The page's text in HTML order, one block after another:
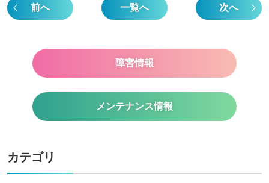
前へ 一覧へ 次へ
障害情報
メンテナンス情報
カテゴリ